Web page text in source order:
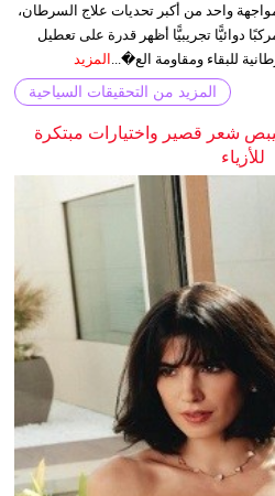
واحد من أكبر تحديات علاج السرطان،
دوائيًّا تجريبيًّا أظهر قدرة على تعطيل
للبقاء ومقاومة الع�... المزيد
المزيد من التحقيقات السياحية
شعر قصير واختيارات مبتكرة
للأزياء